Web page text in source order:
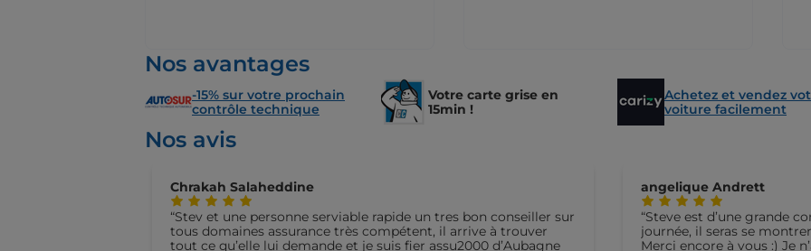
Nos avantages
-15% sur votre prochain
contrôle technique
Votre carte grise en
15min !
Achetez et vendez
voiture facilement
Nos avis
Chrakah Salaheddine
Stev et une personne serviable rapide un tres bon conseiller sur
tous domaines assurance très compétent, il arrive à trouver
tout ce qu’elle lui demande et je suis fier assu2000 d’Aubagne
angelique Andrett
Steve est d’une grande
journée, il seras se
Merci encore à vous :) Je